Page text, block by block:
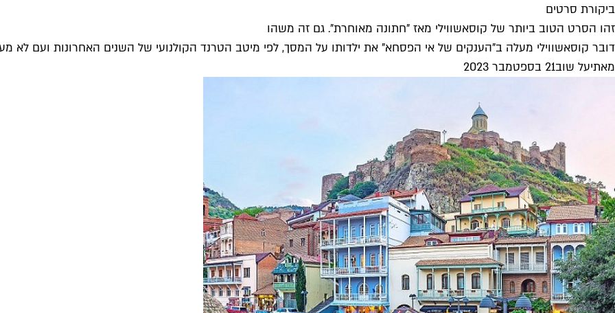
ביקורת סרטים
זהו הסרט הטוב ביותר של קוסאשווילי מאז "חתונה מאוחרת". גם זה משהו
דובר קוסאשווילי מעלה ב"הענקים של אי הפסחא" את ילדותו על המסך, לפי מיטב הטרנד הקולנועי של השנים האחרונות ועם לא
מאתיעל שוב21 בספטמבר 2023